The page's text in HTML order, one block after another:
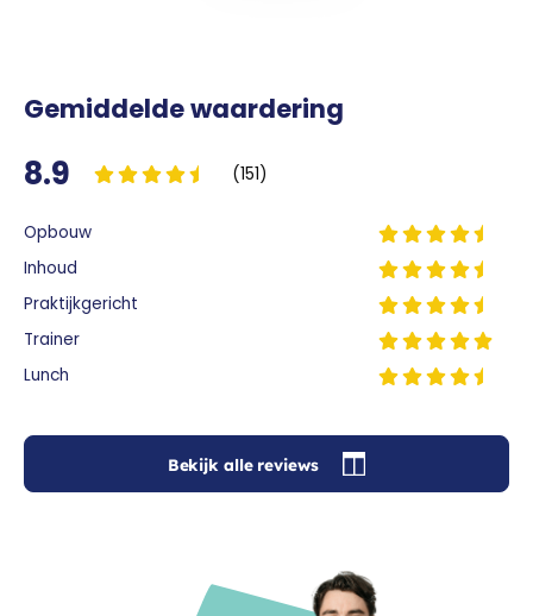
Gemiddelde waardering
8.9 (151)
Opbouw
Inhoud
Praktijkgericht
Trainer
Lunch
Bekijk alle reviews